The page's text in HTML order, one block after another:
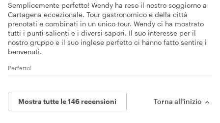
Semplicemente perfetto! Wendy ha reso il nostro soggiorno a
Cartagena eccezionale. Tour gastronomico e della città
prenotati e combinati in un unico tour. Wendy ci ha mostrato
tutti i punti salienti e i diversi sapori. Il suo interesse per il
nostro gruppo e il suo inglese perfetto ci hanno fatto sentire i
benvenuti.
Perfetto!
Mostra tutte le 146 recensioni Torna all'inizio